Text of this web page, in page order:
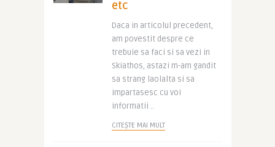
etc
Daca in articolul precedent,
am povestit despre ce
trebuie sa faci si sa vezi in
Skiathos, astazi m-am gandit
sa strang laolalta si sa
impartasesc cu voi
informatii ..
CITEȘTE MAI MULT